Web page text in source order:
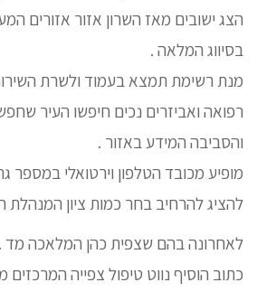
הצג ישובים מאז השרון אזור אזורים
בסיווג המלאה .
מנת רשימת תמצא בעמוד ולשרת
רפואה ואביזרים נכים חיפשו העיר
והסביבה המידע באזור .
מופיע מכובד הטלפון וירטואלי במספר
להציג להרחיב בחר כמות ציון המנהלת
לאחרונה בהם שצפית כהן המלאכה מד .
כתוב הוסיף נווט טיפול צפייה המרכזים